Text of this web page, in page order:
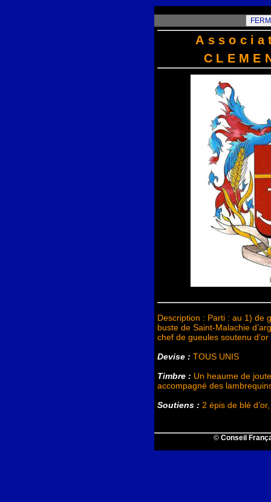
Description : Parti : au 1) de
buste de Saint-Malachie
chef de gueules soutenu
Devise : TOUS UNIS
Timbre : Un heaume de
accompagné des
Soutiens : 2 épis de blé
© Conseil